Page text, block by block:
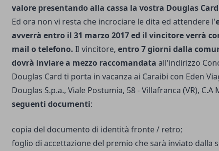
valore presentando alla cassa la vostra Douglas
Ed ora non vi resta che incrociare le dita ed attendere l'
avverrà entro il 31 marzo 2017 ed il vincitore verrà
mail o telefono. Il vincitore, entro 7 giorni dalla
dovrà inviare a mezzo raccomandata all'indirizzo
Douglas Card ti porta in vacanza ai Caraibi con Eden
Douglas S.p.a., Viale Postumia, 58 - Villafranca (VR),
seguenti documenti:
copia del documento di identità fronte / retro;
foglio di accettazione del premio che sarà inviato dalla